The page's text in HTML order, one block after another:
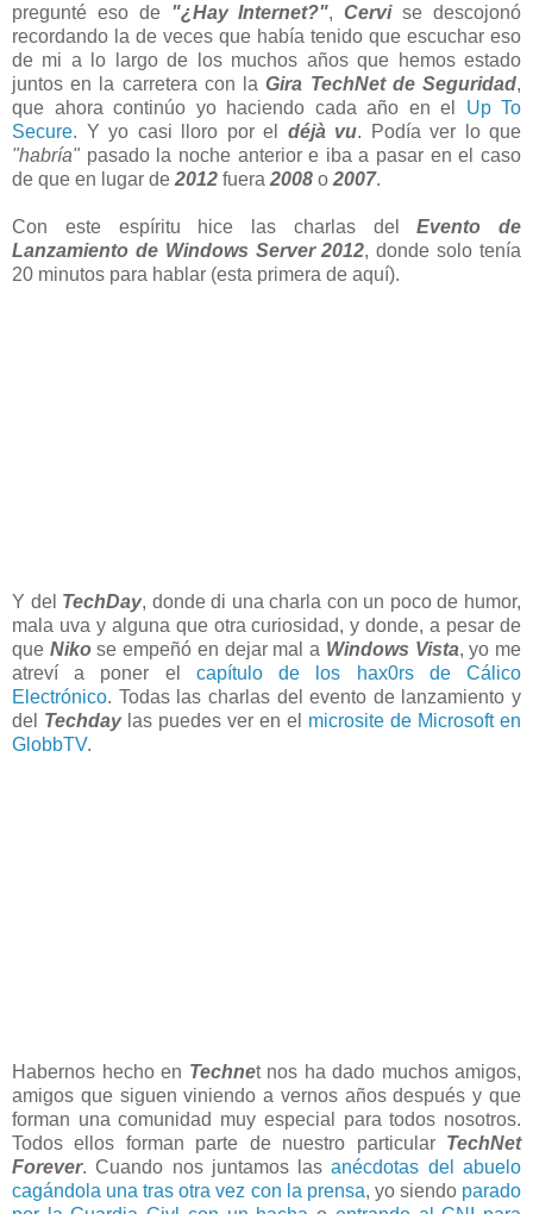
pregunté eso de "¿Hay Internet?",Cervise descojonó
recordando la de veces que había tenido que escuchar eso
de mi a lo largo de los muchos años que hemos estado
juntos en la carretera con laGira TechNet de Seguridad,
que ahora continúo yo haciendo cada año en el Up To
Secure. Y yo casi lloro por el déjà vu. Podía ver lo que
"habría" pasado la noche anterior e iba a pasar en el caso
de que en lugar de 2012 fuera 2008 o 2007.
Con este espíritu hice las charlas delEvento de
Lanzamiento de Windows Server 2012, donde solo tenía
20 minutos para hablar (esta primera de aquí).
Y del TechDay, donde di una charla con un poco de humor,
mala uva y alguna que otra curiosidad, y donde, a pesar de
que Nikose empeñó en dejar mal a Windows Vista, yo me
atreví a poner el capítulo de los hax0rs de Cálico
Electrónico. Todas las charlas del evento de lanzamiento y
del Techdaylas puedes ver en el microsite de Microsoft en
GlobbTV.
Habernos hecho en Technet nos ha dado muchos amigos,
amigos que siguen viniendo a vernos años después y que
forman una comunidad muy especial para todos nosotros.
Todos ellos forman parte de nuestro particular TechNet
Forever. Cuando nos juntamos lasanécdotas del abuelo
cagándola una tras otra vez con la prensa, yo siendo parado